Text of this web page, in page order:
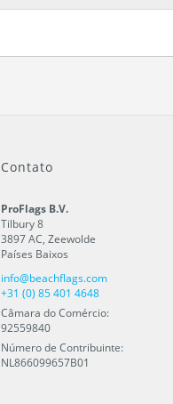
Contato
ProFlags B.V.
Tilbury 8
3897 AC, Zeewolde
Países Baixos
info@beachflags.com
+31 (0) 85 401 4648
Câmara do Comércio:
92559840
Número de Contribuinte:
NL866099657B01